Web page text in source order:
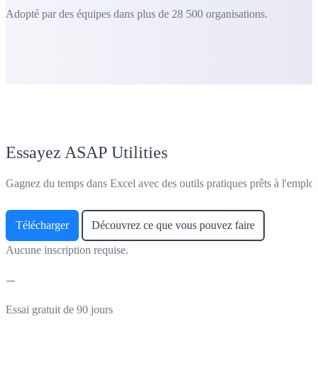
Adopté par des équipes dans plus de 28 500 organisations.
Essayez ASAP Utilities
Gagnez du temps dans Excel avec des outils pratiques prêts à
Télécharger Découvrez ce que vous pouvez faire
Aucune inscription requise.
Essai gratuit de 90 jours